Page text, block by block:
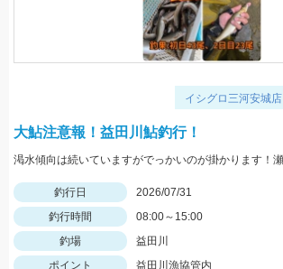
イシグロ三河安城店
大鮎注意報！益田川鮎釣行！
釣行日
2026/07/31
釣行時間
08:00～15:00
釣場
益田川
ポイント
益田川漁協管内